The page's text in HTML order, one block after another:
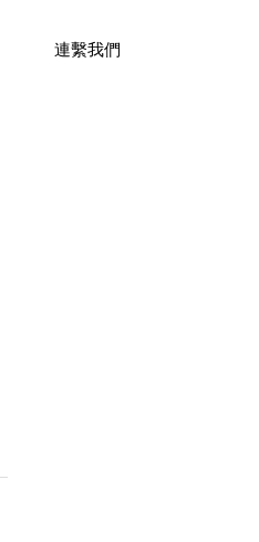
連繫我們